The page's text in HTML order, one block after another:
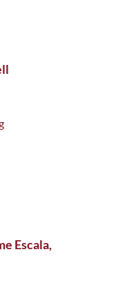
Escala,